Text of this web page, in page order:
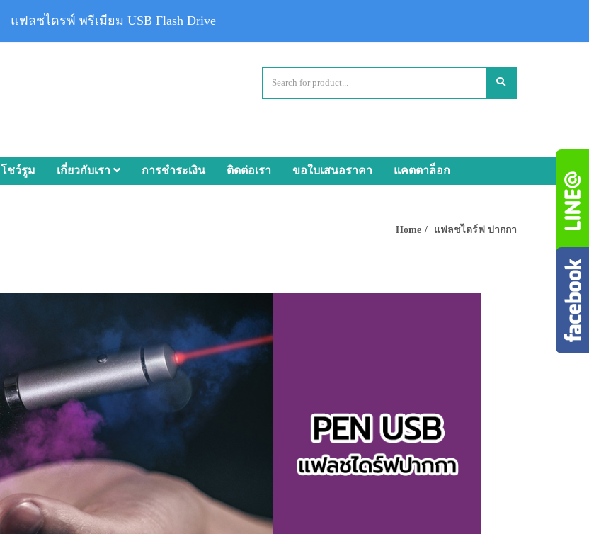
โชว์รูม เกี่ยวกับเรา การชำระเงิน ติดต่อเรา ขอใบเสนอราคา แคตตาล็อก
Home แฟลชไดร์ฟ ปากกา
แฟลชไดรฟ์ พรีเมียม USB Flash Drive